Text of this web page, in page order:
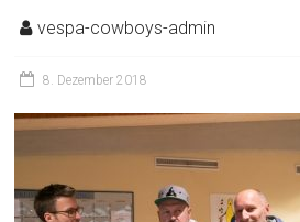
vespa-cowboys-admin
8. Dezember 2018